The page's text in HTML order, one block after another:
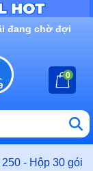
đang chờ đợi
0
- Hộp 30 gói